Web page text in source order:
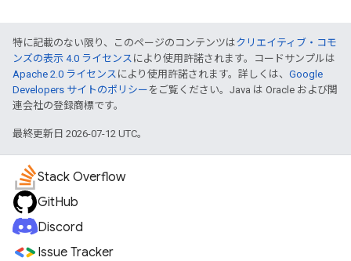
特に記載のない限り、このページのコンテンツはクリエイティブ・コモ
ンズの表示 4.0 ライセンス により使用許諾されます。コードサンプルは
Apache 2.0 ライセンス により使用許諾されます。詳しくは、 Google
Developers サイトのポリシー をご覧ください。Java は Oracle および関
連会社の登録商標です。
最終更新日 2026-07-12 UTC。
Stack Overflow
GitHub
Discord
Issue Tracker